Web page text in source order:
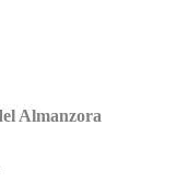
Almanzora